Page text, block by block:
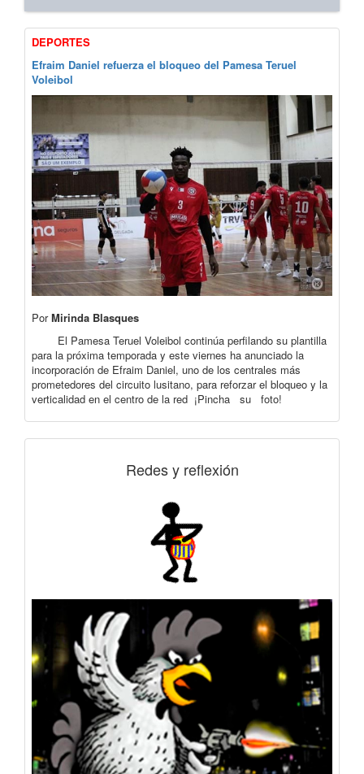
DEPORTES
Efraim Daniel refuerza el bloqueo del Pamesa Teruel
Voleibol
PorMirinda Blasques
El Pamesa Teruel Voleibol continúa perfilando su plantilla
para la próxima temporada y este viernes ha anunciado la
incorporación de Efraim Daniel, uno de los centrales más
prometedores del circuito lusitano, para reforzar el bloqueo y la
verticalidad en el centro de la red ¡Pincha su foto!
Redes y reflexión